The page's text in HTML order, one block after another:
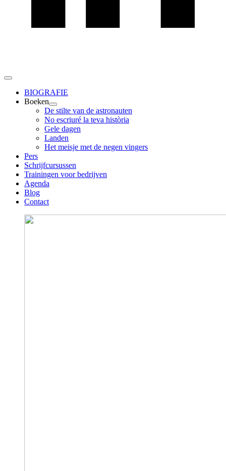
BIOGRAFIE
Boeken
De stilte van de astronauten
No escriuré la teva història
Gele dagen
Landen
Het meisje met de negen vingers
Pers
Schrijfcursussen
Trainingen voor bedrijven
Agenda
Blog
Contact